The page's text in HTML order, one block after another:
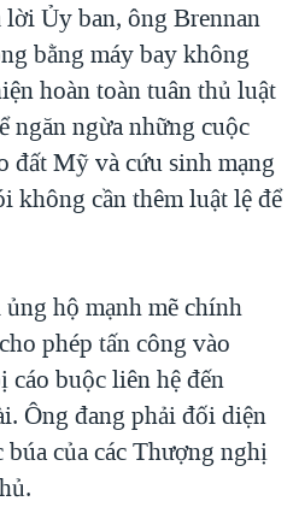
Ủy ban, ông Brennan
bằng máy bay không
hoàn toàn tuân thủ luật
ngăn ngừa những cuộc
đất Mỹ và cứu sinh mạng
không cần thêm luật lệ để
hộ mạnh mẽ chính
phép tấn công vào
buộc liên hệ đến
Ông đang phải đối diện
của các Thượng nghị